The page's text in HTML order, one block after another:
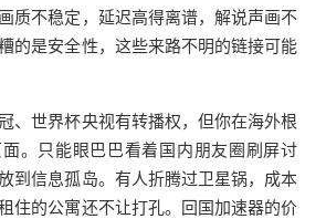
质不稳定，延迟高得离谱，解说声画不
的是安全性，这些来路不明的链接可能
、世界杯央视有转播权，但你在海外根
。只能眼巴巴看着国内朋友圈刷屏讨
到信息孤岛。有人折腾过卫星锅，成本
住的公寓还不让打孔。回国加速器的价